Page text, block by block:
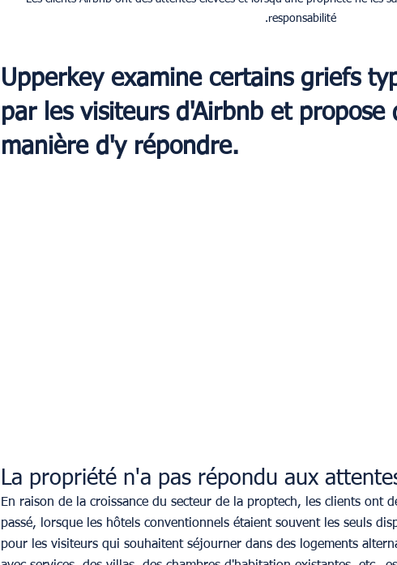
responsabilité.
Upperkey examine certains griefs
par les visiteurs d'Airbnb et propose
manière d'y répondre.
La propriété n'a pas répondu aux
En raison de la croissance du secteur de la proptech, les clients ont
passé, lorsque les hôtels conventionnels étaient souvent les seuls
pour les visiteurs qui souhaitent séjourner dans des logements